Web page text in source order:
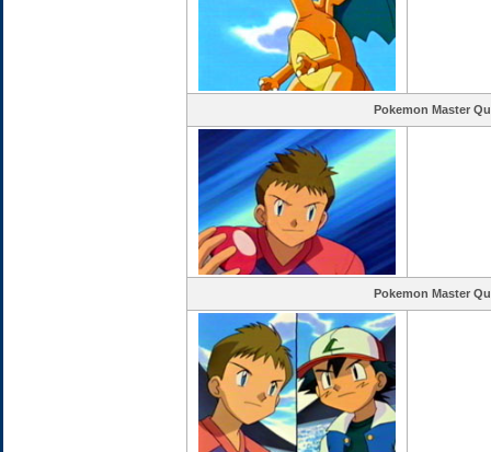
Pokemon Master
Pokemon Master